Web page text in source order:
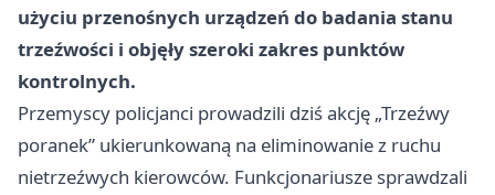
użyciu przenośnych urządzeń do badania stanu
trzeźwości i objęły szeroki zakres punktów
kontrolnych.
Przemyscy policjanci prowadzili dziś akcję „Trzeźwy
poranek” ukierunkowaną na eliminowanie z ruchu
nietrzeźwych kierowców. Funkcjonariusze sprawdzali